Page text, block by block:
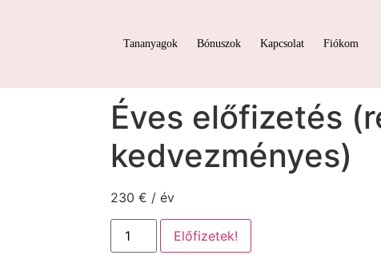
Tananyagok Bónuszok Kapcsolat Fiókom
Éves előfizetés
kedvezményes)
230 € / év
Előfizetek!